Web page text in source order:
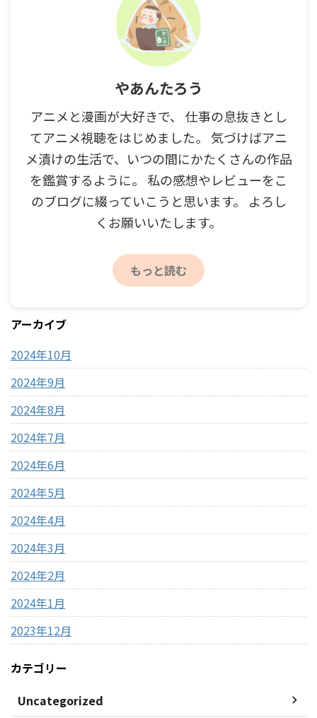
やあんたろう
アニメと漫画が大好きで、 仕事の息抜きとし
てアニメ視聴をはじめました。 気づけばアニ
メ漬けの生活で、いつの間にかたくさんの作品
を鑑賞するように。 私の感想やレビューをこ
のブログに綴っていこうと思います。 よろし
くお願いいたします。
もっと読む
アーカイブ
2024年10月
2024年9月
2024年8月
2024年7月
2024年6月
2024年5月
2024年4月
2024年3月
2024年2月
2024年1月
2023年12月
カテゴリー
Uncategorized